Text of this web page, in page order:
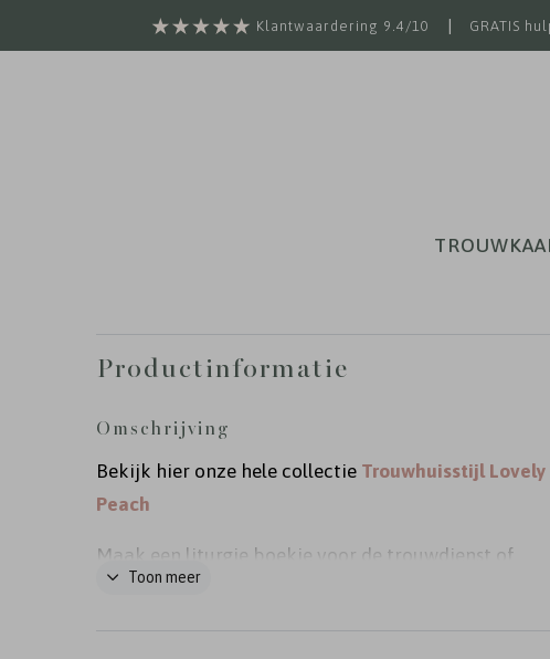
Klantwaardering 9.4/10 GRATIS
Productinformatie
Omschrijving
Bekijk hier onze hele collectie Trouwhuisstijl Lovely
Peach
Maak een liturgie boekje voor de trouwdienst of
ceremonie van jullie bruiloft. Dit ontwerp is
Toon meer